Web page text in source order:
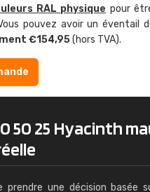
RAL physique pour
pouvez avoir un éventail
€154,95(hors TVA).
50 25 Hyacinth
prendre une décision basée